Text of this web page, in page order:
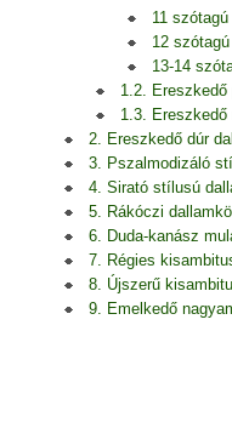
11 szótagú
12 szótagú
13-14
1.2.
1.3.
2. Ereszkedő dúr
3. Pszalmodizáló
4. Sirató stílusú
5. Rákóczi
6. Duda-kanász
7. Régies
8. Újszerű
9. Emelkedő